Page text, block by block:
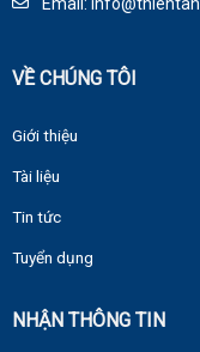
VỀ CHÚNG TÔI
Giới thiệu
Tài liệu
Tin tức
Tuyển dụng
NHẬN THÔNG TIN